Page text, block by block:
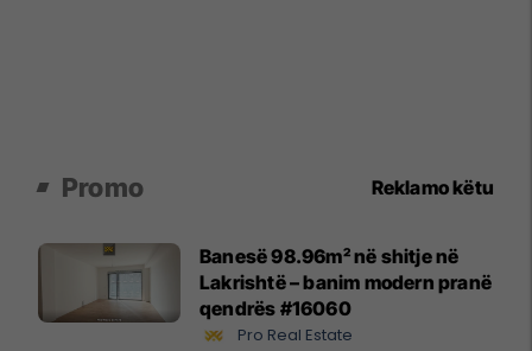
Promo Reklamo këtu
Banesë 98.96m² në shitje në
Lakrishtë – banim modern pranë
qendrës #16060
Pro Real Estate